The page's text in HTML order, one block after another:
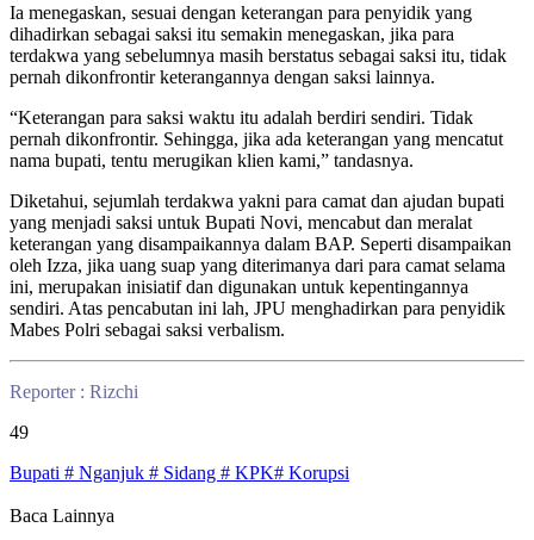
Ia menegaskan, sesuai dengan keterangan para penyidik yang
dihadirkan sebagai saksi itu semakin menegaskan, jika para
terdakwa yang sebelumnya masih berstatus sebagai saksi itu, tidak
pernah dikonfrontir keterangannya dengan saksi lainnya.
“Keterangan para saksi waktu itu adalah berdiri sendiri. Tidak
pernah dikonfrontir. Sehingga, jika ada keterangan yang mencatut
nama bupati, tentu merugikan klien kami,” tandasnya.
Diketahui, sejumlah terdakwa yakni para camat dan ajudan bupati
yang menjadi saksi untuk Bupati Novi, mencabut dan meralat
keterangan yang disampaikannya dalam BAP. Seperti disampaikan
oleh Izza, jika uang suap yang diterimanya dari para camat selama
ini, merupakan inisiatif dan digunakan untuk kepentingannya
sendiri. Atas pencabutan ini lah, JPU menghadirkan para penyidik
Mabes Polri sebagai saksi verbalism.
Reporter : Rizchi
49
Bupati # Nganjuk # Sidang # KPK# Korupsi
Baca Lainnya